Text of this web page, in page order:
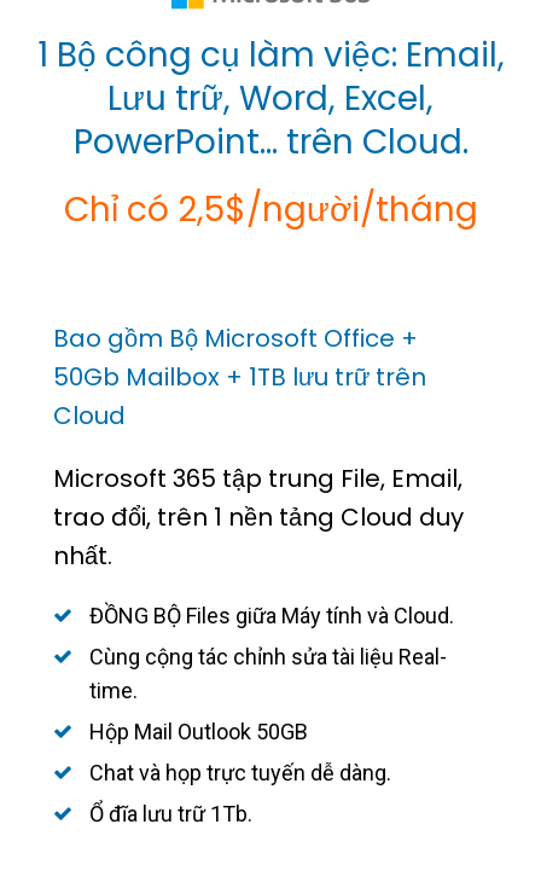
1 Bộ công cụ làm việc: Email,
Lưu trữ, Word, Excel,
PowerPoint… trên Cloud.
Chỉ có 2,5$/người/tháng
Bao gồm Bộ Microsoft Office +
50Gb Mailbox + 1TB lưu trữ trên
Cloud
Microsoft 365 tập trung File, Email,
trao đổi, trên 1 nền tảng Cloud duy
nhất.
ĐỒNG BỘ Files giữa Máy tính và Cloud.
Cùng cộng tác chỉnh sửa tài liệu Real-
time.
Hộp Mail Outlook 50GB
Chat và họp trực tuyến dễ dàng.
Ổ đĩa lưu trữ 1Tb.